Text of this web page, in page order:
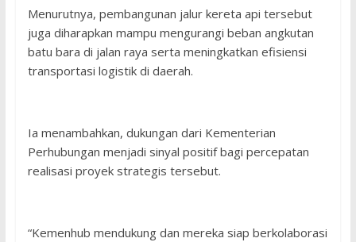
Menurutnya, pembangunan jalur kereta api tersebut
juga diharapkan mampu mengurangi beban angkutan
batu bara di jalan raya serta meningkatkan efisiensi
transportasi logistik di daerah.
Ia menambahkan, dukungan dari Kementerian
Perhubungan menjadi sinyal positif bagi percepatan
realisasi proyek strategis tersebut.
“Kemenhub mendukung dan mereka siap berkolaborasi